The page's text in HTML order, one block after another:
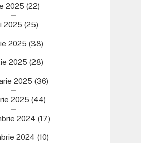
2025 (22)
2025 (25)
2025 (38)
2025 (28)
2025 (36)
2025 (44)
2024 (17)
2024 (10)